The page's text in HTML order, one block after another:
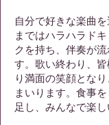
自分で好きな楽曲
まではハラハラド
クを持ち、伴奏が
す。歌い終わり、
り満面の笑顔とな
まいります。食事
足し、みんなで楽